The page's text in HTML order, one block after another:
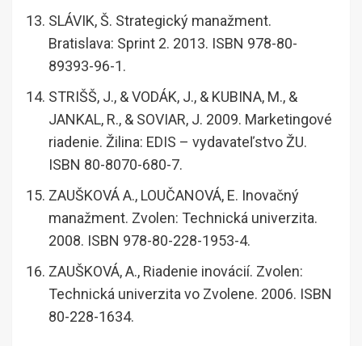
SLÁVIK, Š. Strategický manažment.
Bratislava: Sprint 2. 2013. ISBN 978-80-
89393-96-1.
STRIŠŠ, J., & VODÁK, J., & KUBINA, M., &
JANKAL, R., & SOVIAR, J. 2009. Marketingové
riadenie. Žilina: EDIS – vydavateľstvo ŽU.
ISBN 80-8070-680-7.
ZAUŠKOVÁ A., LOUČANOVÁ, E. Inovačný
manažment. Zvolen: Technická univerzita.
2008. ISBN 978-80-228-1953-4.
ZAUŠKOVÁ, A., Riadenie inovácií. Zvolen:
Technická univerzita vo Zvolene. 2006. ISBN
80-228-1634.